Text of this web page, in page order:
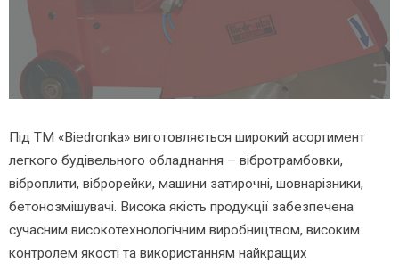
Під ТМ «Biedronka» виготовляється широкий асортимент
легкого будівельного обладнання – вібротрамбовки,
віброплити, віброрейки, машини затирочні, шовнарізники,
бетонозмішувачі. Висока якість продукції забезпечена
сучасним високотехнологічним виробництвом, високим
контролем якості та використанням найкращих